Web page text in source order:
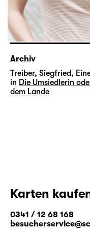
Archiv
Treiber, Siegfried,
in Die Umsiedlerin
dem Lande
Karten
0341 / 12 68 168